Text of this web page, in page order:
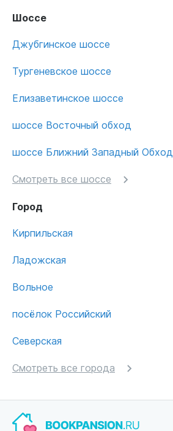
Шоссе
Джубгинское шоссе
Тургеневское шоссе
Елизаветинское шоссе
шоссе Восточный обход
шоссе Ближний Западный Обход
Смотреть все шоссе
Город
Кирпильская
Ладожская
Вольное
посёлок Российский
Северская
Смотреть все города